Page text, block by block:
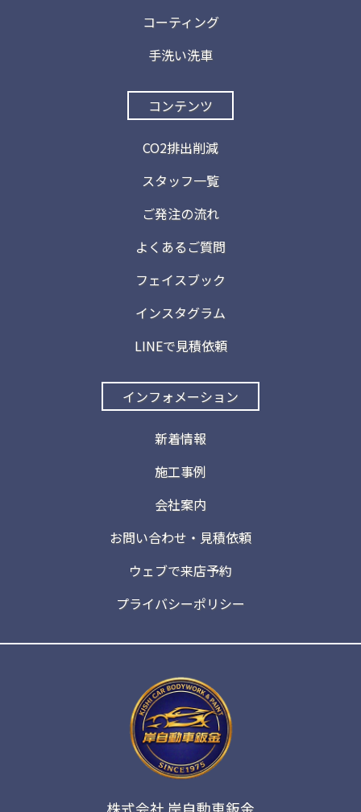
コーティング
手洗い洗車
コンテンツ
CO2排出削減
スタッフ一覧
ご発注の流れ
よくあるご質問
フェイスブック
インスタグラム
LINEで見積依頼
インフォメーション
新着情報
施工事例
会社案内
お問い合わせ・見積依頼
ウェブで来店予約
プライバシーポリシー